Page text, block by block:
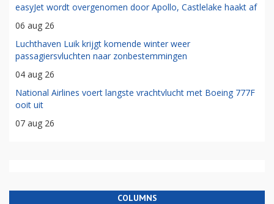
easyJet wordt overgenomen door Apollo, Castlelake haakt af
06 aug 26
Luchthaven Luik krijgt komende winter weer
passagiersvluchten naar zonbestemmingen
04 aug 26
National Airlines voert langste vrachtvlucht met Boeing 777F
ooit uit
07 aug 26
COLUMNS